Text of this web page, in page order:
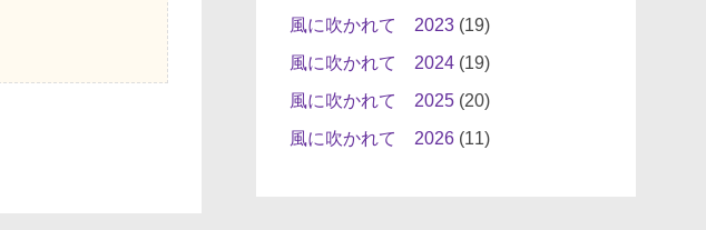
風に吹かれて 2023(19)
風に吹かれて 2024(19)
風に吹かれて 2025(20)
風に吹かれて 2026(11)